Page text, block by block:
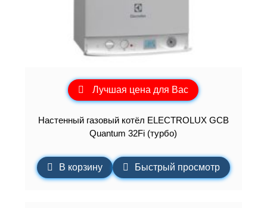
Лучшая цена для Вас
Настенный газовый котёл ELECTROLUX GCB
Quantum 32Fi (турбо)
В корзину Быстрый просмотр